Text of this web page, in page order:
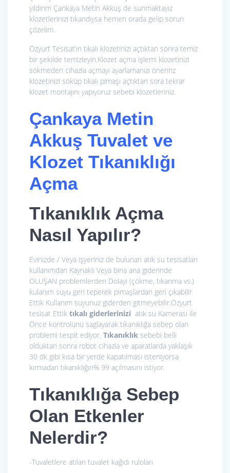
yıldırım Çankaya Metin Akkuş de sunmaktayız
klozetlerinizi tıkandıysa hemen orada gelip sorun
çözelim.
Özyurt Tesisat’ın tıkalı klozetinizi açtıktan sonra temiz
bir şekilde temizleyin.Klozet açma işlemi klozetinizi
sökmeden cihazla açmayı ayarlamanızı öneririz
klozetinizi söküp tıkalı pimaşı açtıktan sora tekrar
klozet montajını yapıyoruz sebebi klozetleriniz.
Çankaya Metin
Akkuş Tuvalet ve
Klozet Tıkanıklığı
Açma
Tıkanıklık Açma
Nasıl Yapılır?
Evinizde / Veya işyeriniz de bulunan atık su tesisatları
kullanımdan Kaynaklı Veya bina ana giderinde
OLUŞAN problemlerden Dolayi (çökme, tıkanma vs.)
kulanım suyu geri teperek pimaşlardan geri çıkabilir
Ettik Kullanım suyunuz giderden gitmeyebilir.Özyurt
tesisat Ettik tıkalı giderlerinizi atık su Kamerası ile
Önce kontrolünü saglayarak tıkanıklığa sebep olan
problemi tespit ediyor. Tıkanıklık sebebi belli
olduktan sonra robot cihazla ve aparatlarda yaklaşık
30 dk gibi kısa bir yerde kapatılması isteniyorsa
kırmadan tıkanıklığın% 99 açılmasını istiyor.
Tıkanıklığa Sebep
Olan Etkenler
Nelerdir?
-Tuvaletlere atılan tuvalet kağıdı ruloları